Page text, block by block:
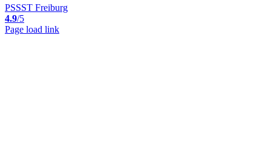
PSSST Freiburg
4.9/5
Page load link